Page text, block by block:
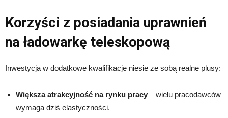
Korzyści z posiadania uprawnień
na ładowarkę teleskopową
Inwestycja w dodatkowe kwalifikacje niesie ze sobą realne plusy:
Większa atrakcyjność na rynku pracy – wielu pracodawców
wymaga dziś elastyczności.